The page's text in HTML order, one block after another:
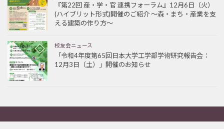
『第22回 産・学・官 連携フォーラム』12月6日（火）
(ハイブリット形式)開催のご紹介 ～森・まち・産業を支
える建築の作り方～
校友会ニュース
「令和4年度第65回日本大学工学部学術研究報告会：
12月3日（土）」開催のお知らせ